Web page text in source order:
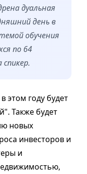
дуальная
день в
обучения
по 64
этом году будет
Также будет
новых
инвесторов и
и